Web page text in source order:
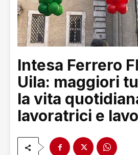
Intesa Ferrero
Uila: maggiori
la vita
lavoratrici e